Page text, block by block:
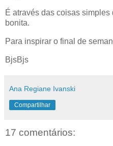
É através das coisas
bonita.
Para inspirar o final de
BjsBjs
Ana Regiane Ivanski
Compartilhar
17 comentários: